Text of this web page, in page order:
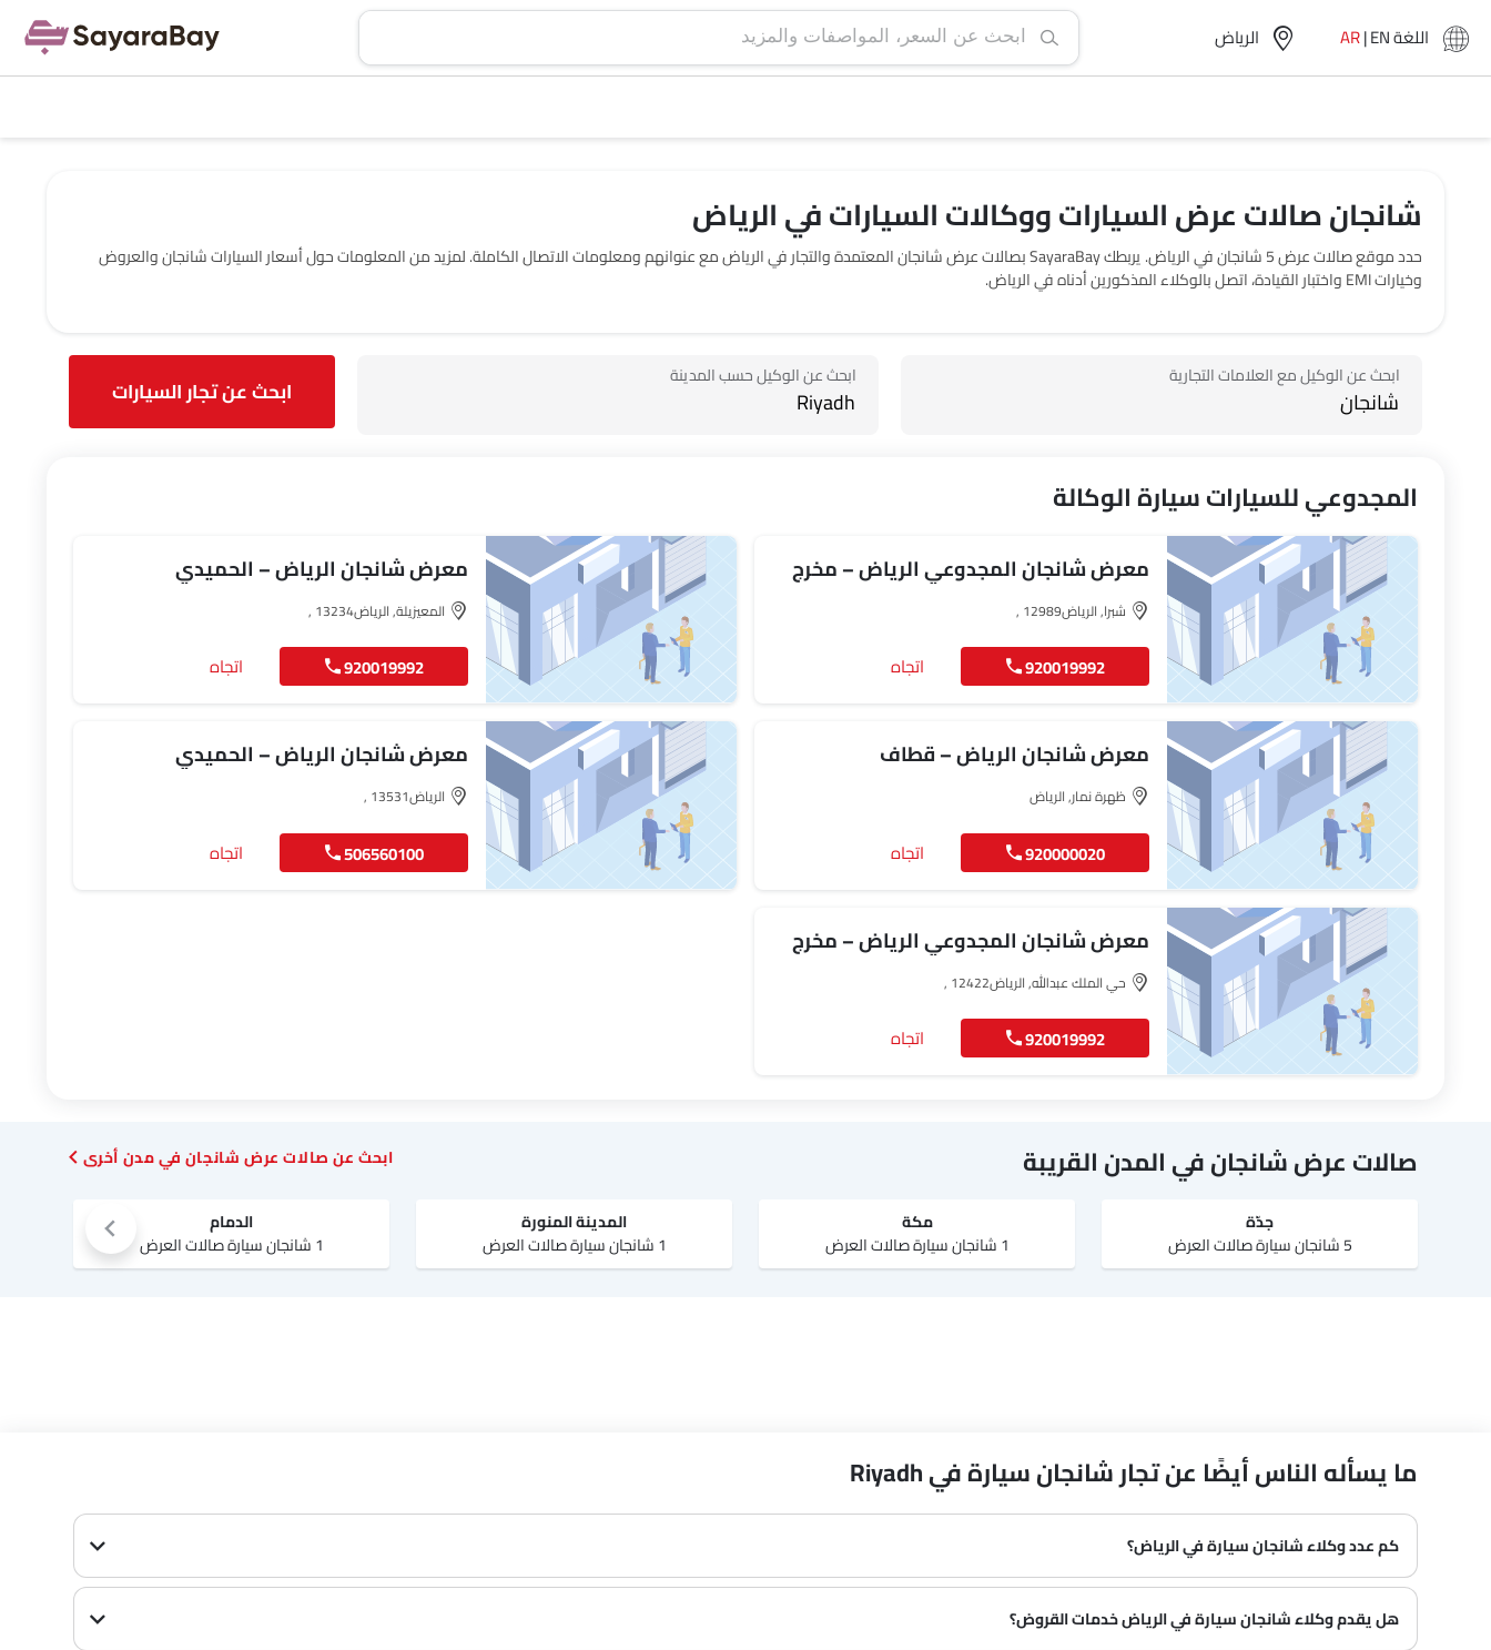
الرياض‎ اللغةEN
|
AR
شانجان صالات عرض السيارات ووكالات السيارات في الرياض‎
حدد موقع صالات عرض 5 شانجان في الرياض‎. يربطك SayaraBay بصالات عرض شانجان المعتمدة والتجار في الرياض‎ مع عنوانهم ومعلومات الاتصال الكاملة. لمزيد من المعلومات حول أسعار السيارات شانجان والعروض
وخيارات EMI واختبار القيادة، اتصل بالوكلاء المذكورين أدناه في الرياض‎.
ابحث عن تجار السيارات
المجدوعي للسيارات سيارة الوكالة
معرض شانجان المجدوعي الرياض – مخرج
٢٥ شبرا, الرياض‎, 12989
920019992 اتجاه
معرض شانجان الرياض – الحميدي
المعيزيلة, الرياض‎, 13234
920019992 اتجاه
معرض شانجان الرياض – قطاف
ظهرة نمار, الرياض‎
920000020 اتجاه
معرض شانجان الرياض – الحميدي
الرياض‎, 13531
506560100 اتجاه
معرض شانجان المجدوعي الرياض – مخرج
١٣ حي الملك عبدالله, الرياض‎, 12422
920019992 اتجاه
صالات عرض شانجان في المدن القريبة
جدّة
5 شانجان سيارة صالات العرض
مكة
1 شانجان سيارة صالات العرض
المدينة المنورة
1 شانجان سيارة صالات العرض
الدمام
1 شانجان سيارة صالات العرض
ابحث عن صالات عرض شانجان في مدن أخرى
ما يسأله الناس أيضًا عن تجار شانجان سيارة في Riyadh
كم عدد وكلاء شانجان سيارة في الرياض‎؟
هل يقدم وكلاء شانجان سيارة في الرياض‎ خدمات القروض؟